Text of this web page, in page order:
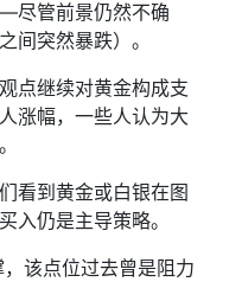
尽管前景仍然不确
间突然暴跌）。
点继续对黄金构成支
涨幅，一些人认为大
看到黄金或白银在图
入仍是主导策略。
该点位过去曾是阻力